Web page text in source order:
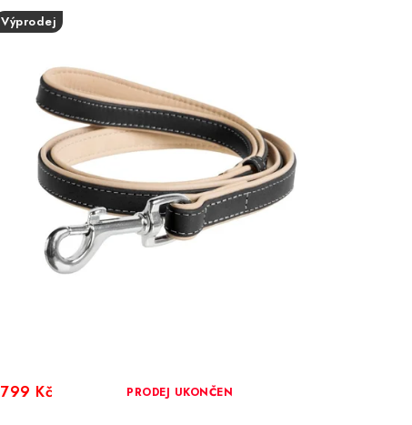
Výprodej
PRODEJ UKONČEN
799 Kč